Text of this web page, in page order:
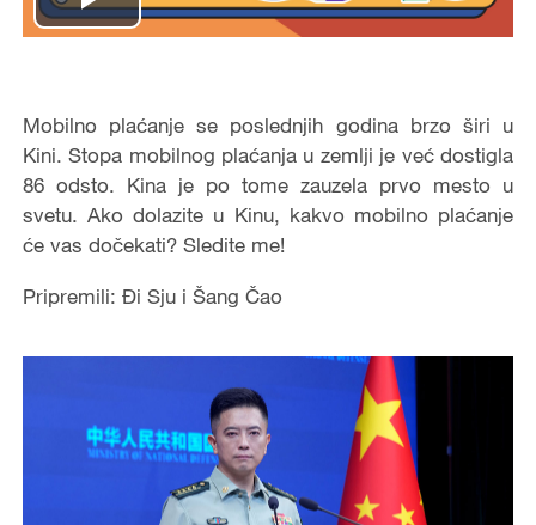
Play
Mobilno plaćanje se poslednjih godina brzo širi u
Kini. Stopa mobilnog plaćanja u zemlji je već dostigla
86 odsto. Kina je po tome zauzela prvo mesto u
svetu. Ako dolazite u Kinu, kakvo mobilno plaćanje
će vas dočekati? Sledite me!
Pripremili: Đi Sju i Šang Čao